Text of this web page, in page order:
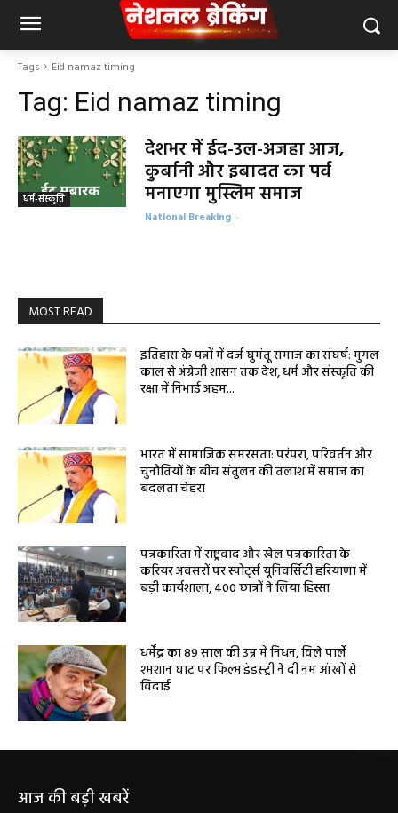
Tags Eid namaz timing
Tag: Eid namaz timing
धर्म-संस्कृति
देशभर में ईद-उल-अजहा आज,
कुर्बानी और इबादत का पर्व
मनाएगा मुस्लिम समाज
National Breaking -
MOST READ
इतिहास के पन्नों में दर्ज घुमंतू समाज का संघर्ष: मुगल
काल से अंग्रेजी शासन तक देश, धर्म और संस्कृति की
रक्षा में निभाई अहम...
भारत में सामाजिक समरसता: परंपरा, परिवर्तन और
चुनौतियों के बीच संतुलन की तलाश में समाज का
बदलता चेहरा
पत्रकारिता में राष्ट्रवाद और खेल पत्रकारिता के
करियर अवसरों पर स्पोर्ट्स यूनिवर्सिटी हरियाणा में
बड़ी कार्यशाला, 400 छात्रों ने लिया हिस्सा
धर्मेंद्र का 89 साल की उम्र में निधन, विले पार्ले
श्मशान घाट पर फिल्म इंडस्ट्री ने दी नम आंखों से
विदाई
आज की बड़ी खबरें